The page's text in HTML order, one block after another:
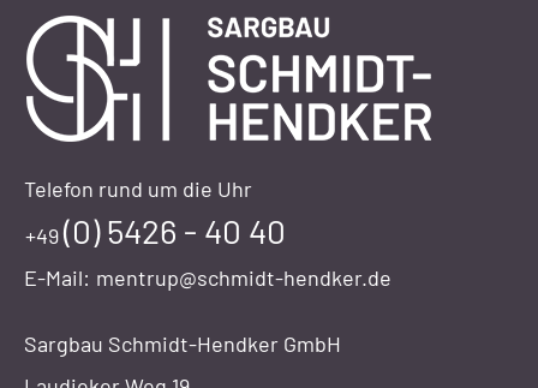
Telefon rund um die Uhr
+49(0) 5426 - 40 40
E-Mail: mentrup@schmidt-hendker.de
Sargbau Schmidt-Hendker GmbH